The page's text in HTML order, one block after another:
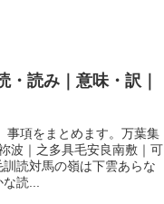
読み｜意味・訳｜
事項をまとめます。万葉集
波｜之多具毛安良南敷｜可
読対馬の嶺は下雲あらな
読...